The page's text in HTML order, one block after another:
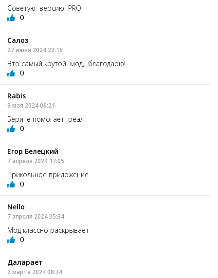
Советую версию PRO
0
Салоз
27 июня 2024 22:16
Это самый крутой мод, благодарю!
0
Rabis
9 мая 2024 09:21
Берите помогает реал
0
Егор Белецкий
7 апреля 2024 17:05
Прикольное приложение
0
Nello
7 апреля 2024 05:34
Мод классно раскрывает
0
Даларает
2 марта 2024 08:34